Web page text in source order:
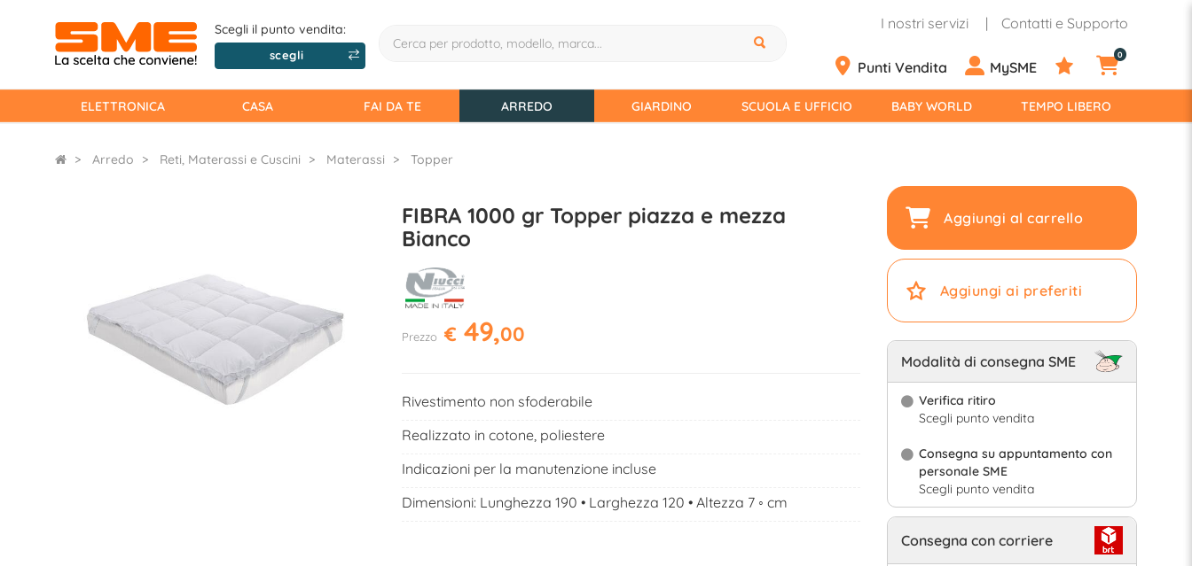
Scegli il punto vendita:
scegli
I nostri servizi Contatti e Supporto
Punti Vendita MySME
0
ELETTRONICA CASA FAI DA TE ARREDO GIARDINO SCUOLA E UFFICIO BABY WORLD TEMPO LIBERO
Arredo Reti, Materassi e Cuscini Materassi Topper
FIBRA 1000 gr Topper piazza e mezza
Bianco
Prezzo € 49,00
Rivestimento non sfoderabile
Realizzato in cotone, poliestere
Indicazioni per la manutenzione incluse
Dimensioni: Lunghezza 190 • Larghezza 120 • Altezza 7 ◦ cm
Aggiungi al carrello
Aggiungi ai preferiti
Modalità di consegna SME
Verifica ritiro
Scegli punto vendita
Consegna su appuntamento con
personale SME
Scegli punto vendita
Consegna con corriere